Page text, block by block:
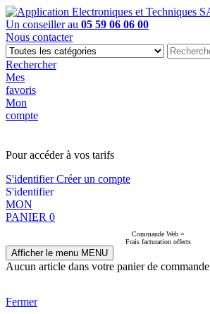
Un conseiller au 05 59 06 06 00
Nous contacter
Rechercher
Mes
favoris
Mon
compte
Pour accéder à vos tarifs
S'identifierCréer un compte
S'identifier
MON
PANIER 0
Commande Web =
Frais facturation offerts
Afficher le menu MENU
Aucun article dans votre panier de commande
Fermer